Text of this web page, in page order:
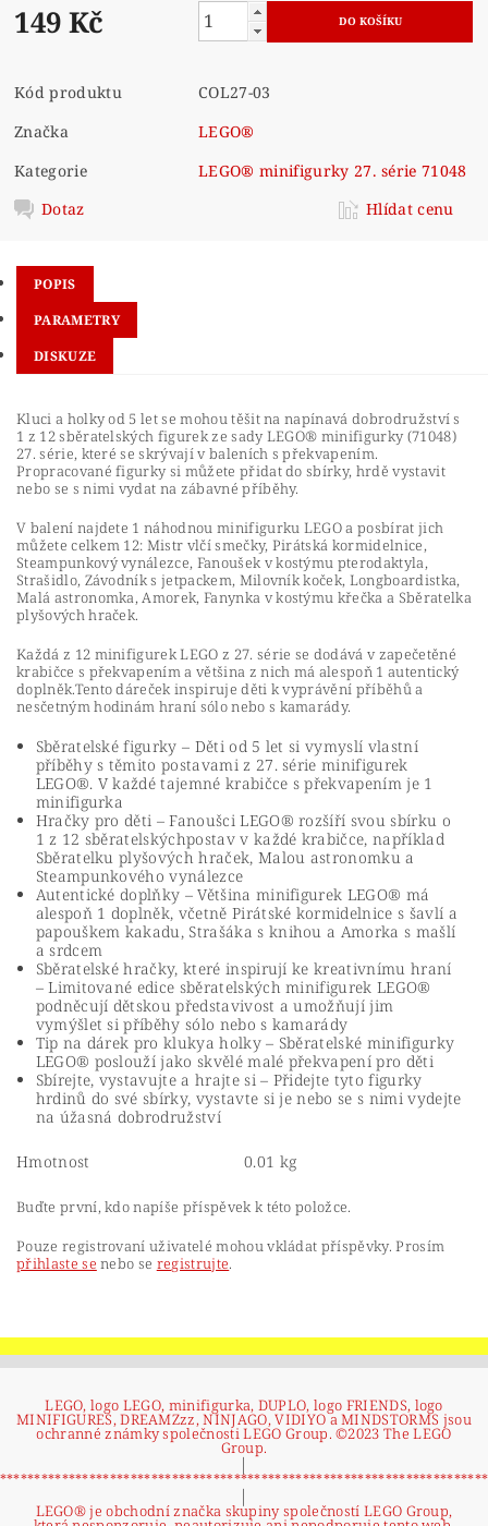
149 Kč
Kód produktu
COL27-03
Značka
LEGO®
Kategorie
LEGO® minifigurky 27. série 71048
Dotaz
Hlídat cenu
POPIS
PARAMETRY
DISKUZE
Kluci a holky od 5 let se mohou těšit na napínavá dobrodružství s
1 z 12 sběratelských figurek ze sady LEGO® minifigurky (71048)
27. série, které se skrývají v baleních s překvapením.
Propracované figurky si můžete přidat do sbírky, hrdě vystavit
nebo se s nimi vydat na zábavné příběhy.
V balení najdete 1 náhodnou minifigurku LEGO a posbírat jich
můžete celkem 12: Mistr vlčí smečky, Pirátská kormidelnice,
Steampunkový vynálezce, Fanoušek v kostýmu pterodaktyla,
Strašidlo, Závodník s jetpackem, Milovník koček, Longboardistka,
Malá astronomka, Amorek, Fanynka v kostýmu křečka a Sběratelka
plyšových hraček.
Každá z 12 minifigurek LEGO z 27. série se dodává v zapečetěné
krabičce s překvapením a většina z nich má alespoň 1 autentický
doplněk.Tento dáreček inspiruje děti k vyprávění příběhů a
nesčetným hodinám hraní sólo nebo s kamarády.
Sběratelské figurky – Děti od 5 let si vymyslí vlastní
příběhy s těmito postavami z 27. série minifigurek
LEGO®. V každé tajemné krabičce s překvapením je 1
minifigurka
Hračky pro děti – Fanoušci LEGO® rozšíří svou sbírku o
1 z 12 sběratelskýchpostav v každé krabičce, například
Sběratelku plyšových hraček, Malou astronomku a
Steampunkového vynálezce
Autentické doplňky – Většina minifigurek LEGO® má
alespoň 1 doplněk, včetně Pirátské kormidelnice s šavlí a
papouškem kakadu, Strašáka s knihou a Amorka s mašlí
a srdcem
Sběratelské hračky, které inspirují ke kreativnímu hraní
– Limitované edice sběratelských minifigurek LEGO®
podněcují dětskou představivost a umožňují jim
vymýšlet si příběhy sólo nebo s kamarády
Tip na dárek pro klukya holky – Sběratelské minifigurky
LEGO® poslouží jako skvělé malé překvapení pro děti
Sbírejte, vystavujte a hrajte si – Přidejte tyto figurky
hrdinů do své sbírky, vystavte si je nebo se s nimi vydejte
na úžasná dobrodružství
Hmotnost 0.01 kg
Buďte první, kdo napíše příspěvek k této položce.
Pouze registrovaní uživatelé mohou vkládat příspěvky. Prosím
přihlaste se nebo se registrujte.
LEGO, logo LEGO, minifigurka, DUPLO, logo FRIENDS, logo
MINIFIGURES, DREAMZzz, NINJAGO, VIDIYO a MINDSTORMS jsou
ochranné známky společnosti LEGO Group. ©2023 The LEGO
Group.
|
|
LEGO® je obchodní značka skupiny společností LEGO Group,